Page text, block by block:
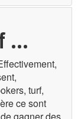
...
turf,
ce sont